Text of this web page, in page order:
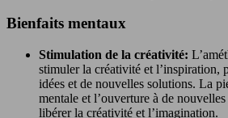
Bienfaits mentaux
Stimulation de la créativité:
stimuler la créativité et l’inspiration,
idées et de nouvelles solutions. La
mentale et l’ouverture à de
libérer la créativité et l’imagination.